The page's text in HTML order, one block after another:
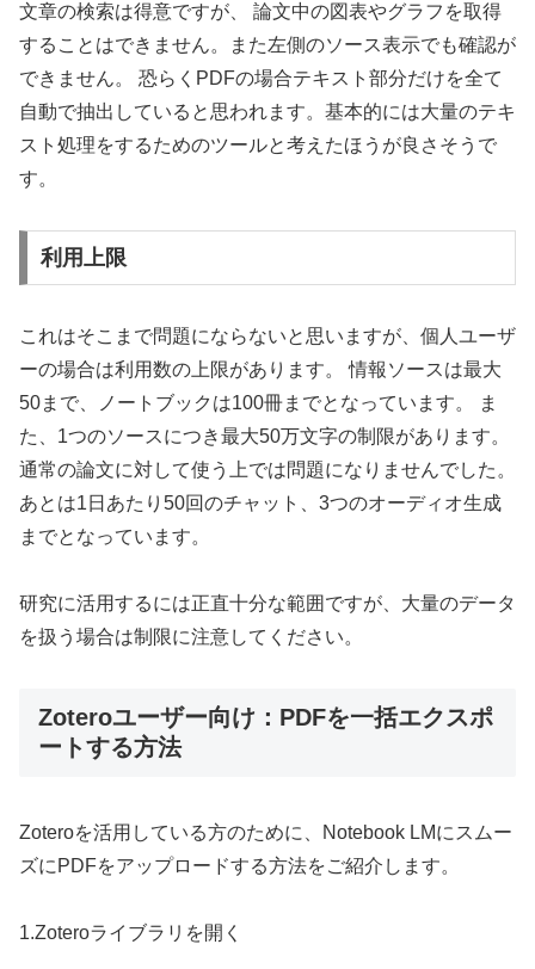
文章の検索は得意ですが、 論文中の図表やグラフを取得
することはできません。また左側のソース表示でも確認が
できません。 恐らくPDFの場合テキスト部分だけを全て
自動で抽出していると思われます。基本的には大量のテキ
スト処理をするためのツールと考えたほうが良さそうで
す。
利用上限
これはそこまで問題にならないと思いますが、個人ユーザ
ーの場合は利用数の上限があります。 情報ソースは最大
50まで、ノートブックは100冊までとなっています。 ま
た、1つのソースにつき最大50万文字の制限があります。
通常の論文に対して使う上では問題になりませんでした。
あとは1日あたり50回のチャット、3つのオーディオ生成
までとなっています。
研究に活用するには正直十分な範囲ですが、大量のデータ
を扱う場合は制限に注意してください。
Zoteroユーザー向け：PDFを一括エクスポ
ートする方法
Zoteroを活用している方のために、Notebook LMにスムー
ズにPDFをアップロードする方法をご紹介します。
1.Zoteroライブラリを開く